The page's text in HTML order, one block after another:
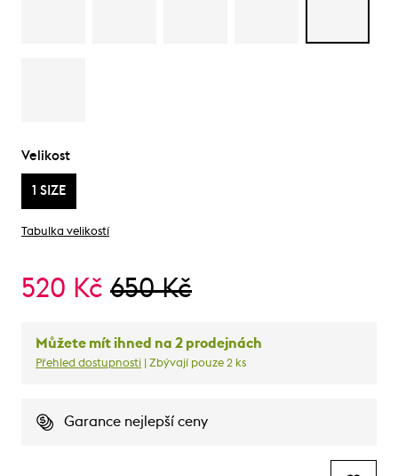
Velikost
1 SIZE
Tabulka velikostí
520 Kč 650 Kč
Můžete mít ihned na 2 prodejnách
Přehled dostupnosti | Zbývají pouze 2 ks
Garance nejlepší ceny